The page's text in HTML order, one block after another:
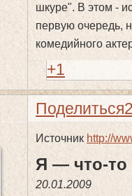
шкуре". В этом -
первую очередь,
комедийного
+1
Поделиться
Источникhttp://
Я — что-то
20.01.2009